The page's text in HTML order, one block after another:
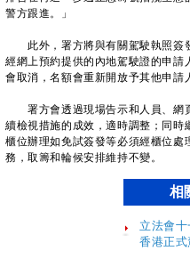
警方跟進。」
此外，署方將與有關駕駛執照簽
經網上預約提供的內地駕駛證的申
會取消，名額會重新開放予其他申請
署方會透過現場告示和人員、網
續檢視措施的成效，適時調整；同時
櫃位辦理如免試簽發等必須經櫃位處
務，取籌和輪候安排維持不變。
相
立法會
香港正式